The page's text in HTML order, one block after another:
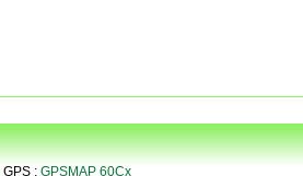
GPS : GPSMAP 60Cx